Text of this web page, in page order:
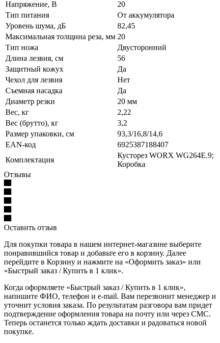
Напряжение, В
20
Тип питания
От аккумулятора
Уровень шума, дБ
82,45
Максимальная толщина реза, мм 20
Тип ножа
Двусторонний
Длина лезвия, см
56
Защитный кожух
Да
Чехол для лезвия
Нет
Съемная насадка
Да
Диаметр резки
20 мм
Вес, кг
2,22
Вес (брутто), кг
3,2
Размер упаковки, см
93,3/16,8/14,6
EAN-код
6925387188407
Комплектация
Кусторез WORX WG264E.9;
Коробка
Отзывы
Оставить отзыв
Для покупки товара в нашем интернет-магазине выберите
понравившийся товар и добавьте его в корзину. Далее
перейдите в Корзину и нажмите на «Оформить заказ» или
«Быстрый заказ / Купить в 1 клик».
Когда оформляете «Быстрый заказ / Купить в 1 клик»,
напишите ФИО, телефон и e-mail. Вам перезвонит менеджер и
уточнит условия заказа. По результатам разговора вам придет
подтверждение оформления товара на почту или через СМС.
Теперь останется только ждать доставки и радоваться новой
покупке.